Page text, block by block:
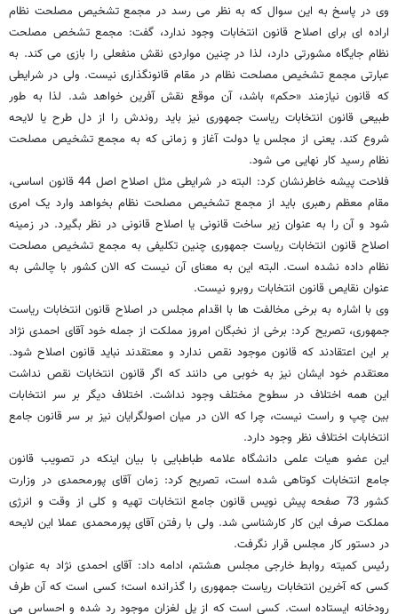
وی در پاسخ به این سوال که به نظر می رسد در مجمع تشخیص مصلحت نظام
اراده ای برای اصلاح قانون انتخابات وجود ندارد، گفت: مجمع تشخص مصلحت
نظام جایگاه مشورتی دارد، لذا در چنین مواردی نقش منفعلی را بازی می کند. به
عبارتی مجمع تشخیص مصلحت نظام در مقام قانونگذاری نیست. ولی در شرایطی
که قانون نیازمند «حکم» باشد، آن موقع نقش آفرین خواهد شد. لذا به طور
طبیعی قانون انتخابات ریاست جمهوری نیز باید روندش را از دل طرح یا لایحه
شروع کند. یعنی از مجلس یا دولت آغاز و زمانی که به مجمع تشخیص مصلحت
نظام رسید کار نهایی می شود.
فلاحت پیشه خاطرنشان کرد: البته در شرایطی مثل اصلاح اصل 44 قانون اساسی،
مقام معظم رهبری باید از مجمع تشخیص مصلحت نظام بخواهد وارد یک امری
شود و آن را به عنوان زیر ساخت قانونی یا اصلاح قانونی در نظر بگیرد. در زمینه
اصلاح قانون انتخابات ریاست جمهوری چنین تکلیفی به مجمع تشخیص مصلحت
نظام داده نشده است. البته این به معنای آن نیست که الان کشور با چالشی به
عنوان نقایص قانون انتخابات روبرو نیست.
وی با اشاره به برخی مخالفت ها با اقدام مجلس در اصلاح قانون انتخابات ریاست
جمهوری، تصریح کرد: برخی از نخبگان امروز مملکت از جمله خود آقای احمدی نژاد
بر این اعتقادند که قانون موجود نقص ندارد و معتقدند نباید قانون اصلاح شود.
معتقدم خود ایشان نیز به خوبی می دانند که اگر قانون انتخابات نقص نداشت
این همه اختلاف در سطوح مختلف وجود نداشت. اختلاف دیگر بر سر انتخابات
بین چپ و راست نیست، چرا که الان در میان اصولگرایان نیز بر سر قانون جامع
انتخابات اختلاف نظر وجود دارد.
این عضو هیات علمی دانشگاه علامه طباطبایی با بیان اینکه در تصویب قانون
جامع انتخابات کوتاهی شده است، تصریح کرد: زمان آقای پورمحمدی در وزارت
کشور 73 صفحه پیش نویس قانون جامع انتخابات تهیه و کلی از وقت و انرژی
مملکت صرف این کار کارشناسی شد. ولی با رفتن آقای پورمحمدی عملا این لایحه
در دستور کار مجلس قرار نگرفت.
رئیس کمیته روابط خارجی مجلس هشتم، ادامه داد: آقای احمدی نژاد به عنوان
کسی که آخرین انتخابات ریاست جمهوری را گذرانده است؛ کسی است که آن طرف
رودخانه ایستاده است. کسی است که از پل لغزان موجود رد شده و احساس می